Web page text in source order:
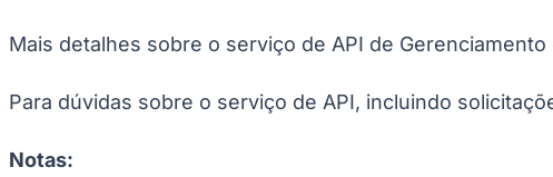
NFL
Fórmula 1
Tênis (ATP)
MLB
Atletismo
Mais detalhes sobre o serviço de API de
Para dúvidas sobre o serviço de API, incluindo
Notas: